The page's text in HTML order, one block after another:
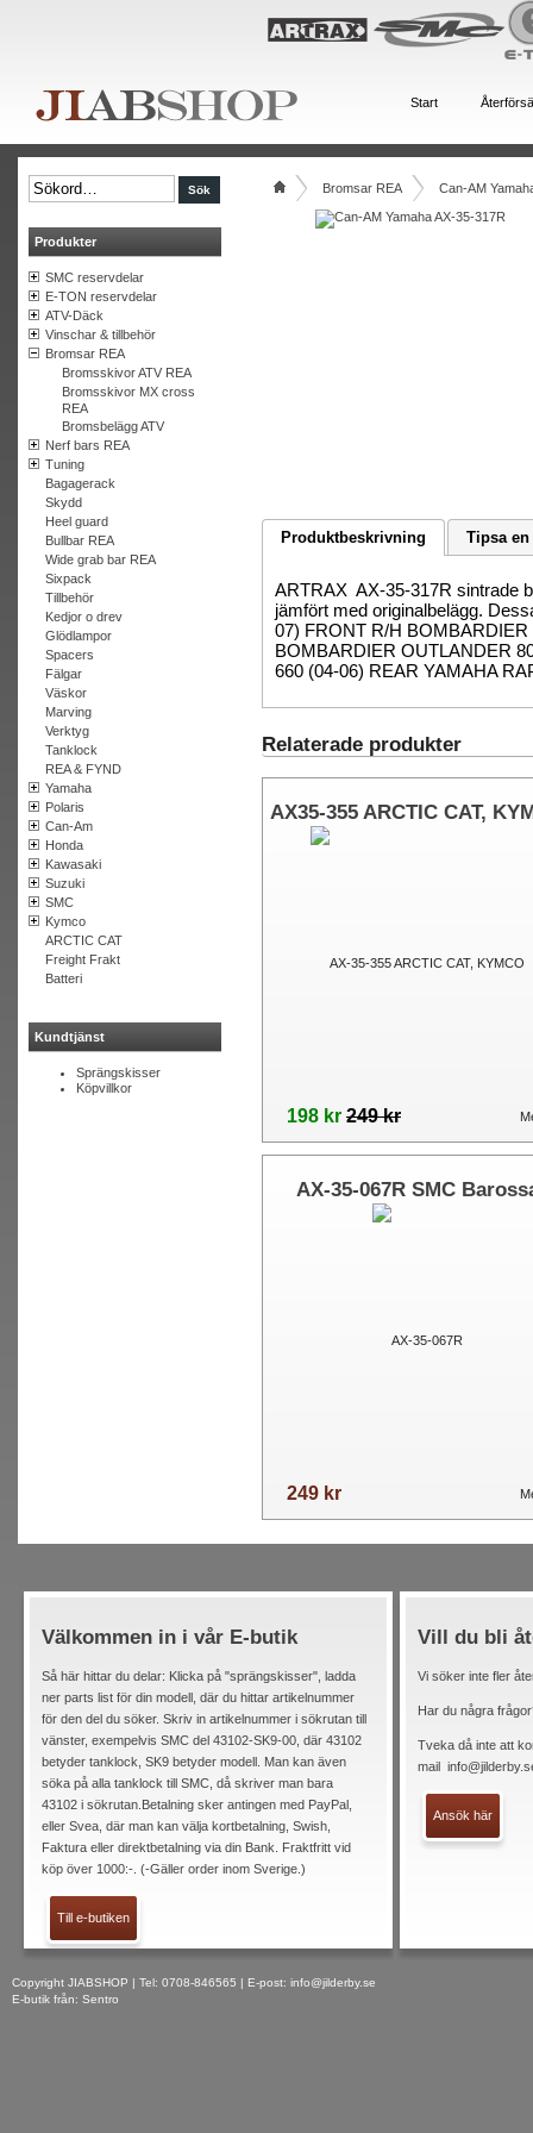
Start
Produkter
SMC reservdelar
E-TON reservdelar
ATV-Däck
Vinschar & tillbehör
Bromsar REA
Bromsskivor ATV REA
Bromsskivor MX cross
REA
Bromsbelägg ATV
Nerf bars REA
Tuning
Bagagerack
Skydd
Heel guard
Bullbar REA
Wide grab bar REA
Sixpack
Tillbehör
Kedjor o drev
Glödlampor
Spacers
Fälgar
Väskor
Marving
Verktyg
Tanklock
REA & FYND
Yamaha
Polaris
Can-Am
Honda
Kawasaki
Suzuki
SMC
Kymco
ARCTIC CAT
Freight Frakt
Batteri
Kundtjänst
Sprängskisser
Köpvillkor
Bromsar REA Can-AM
Produktbeskrivning Tipsa en
ARTRAX AX-35-317R sintrade
jämfört med originalbelägg.
07) FRONT R/H
BOMBARDIER OUTLANDER
660 (04-06) REAR YAMAHA
Relaterade produkter
AX35-355 ARCTIC CAT,
198 kr 249 kr
AX-35-067R SMC
Kasea Dinli
249 kr
Välkommen in i vår E-butik
Så här hittar du delar: Klicka på "sprängskisser", ladda
ner parts list för din modell, där du hittar artikelnummer
för den del du söker. Skriv in artikelnummer i sökrutan till
vänster, exempelvis SMC del 43102-SK9-00, där 43102
betyder tanklock, SK9 betyder modell. Man kan även
söka på alla tanklock till SMC, då skriver man bara
43102 i sökrutan.Betalning sker antingen med PayPal,
eller Svea, där man kan välja kortbetalning, Swish,
Faktura eller direktbetalning via din Bank. Fraktfritt vid
köp över 1000:-. (-Gäller order inom Sverige.)
Till e-butiken
Vill du bli
Vi söker inte fler
Har du några
Tveka då inte att
mail
Ansök här
Copyright JIABSHOP | Tel: 0708-846565 | E-post: info@jilderby.se
E-butik från: Sentro